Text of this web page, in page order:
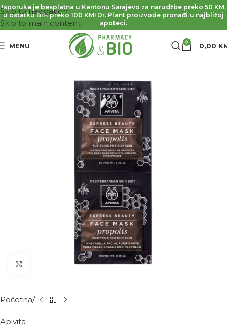
Skip to navigation
Skip to main content
Isporuka je besplatna u Kantonu Sarajevo za narudžbe preko 50 KM,
u ostatku BiH preko 100 KM! Dr. Plant proizvode pronađi u najbližoj
apoteci.
MENU 0 0,00
Kliknite za povećanje
Početna
Apivita